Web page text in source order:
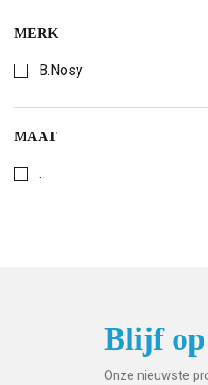
MERK
B.Nosy
MAAT
.
Blijf op
Onze nieuwste